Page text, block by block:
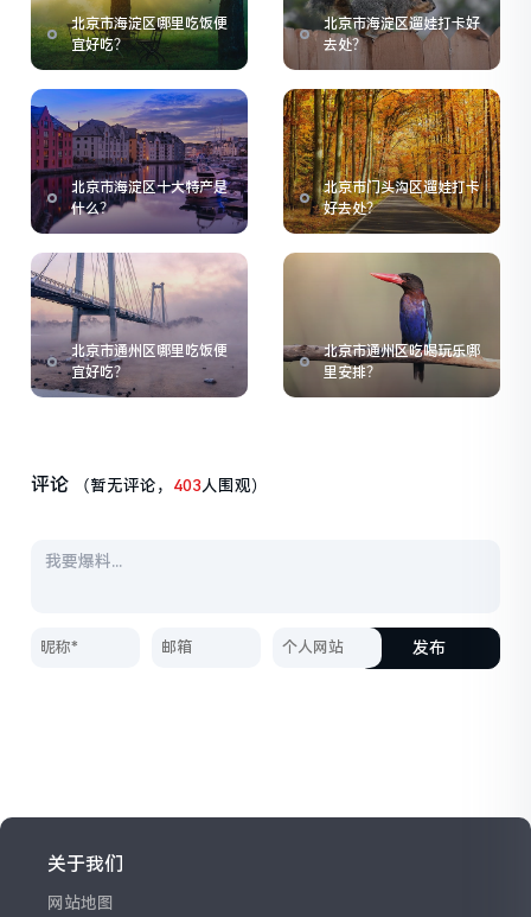
北京市海淀区哪里吃饭便
宜好吃？
北京市海淀区遛娃打卡好
去处？
北京市海淀区十大特产是
什么？
北京市门头沟区遛娃打卡
好去处？
北京市通州区哪里吃饭便
宜好吃？
北京市通州区吃喝玩乐哪
里安排？
评论 （暂无评论， 403人围观）
发布
关于我们
网站地图